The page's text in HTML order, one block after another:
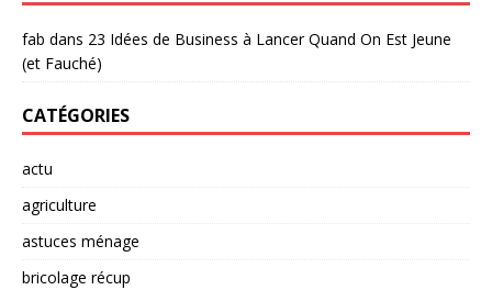
fab dans 23 Idées de Business à Lancer Quand On Est Jeune
(et Fauché)
CATÉGORIES
actu
agriculture
astuces ménage
bricolage récup